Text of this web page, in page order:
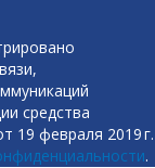
средства
19 февраля 2019 г.
.